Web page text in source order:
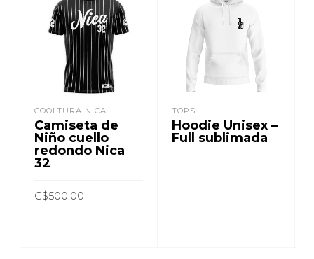
COOLTURA NICA
Camiseta de
Niño cuello
redondo Nica
32
C$500.00
TOPS
Hoodie Unisex –
Full sublimada